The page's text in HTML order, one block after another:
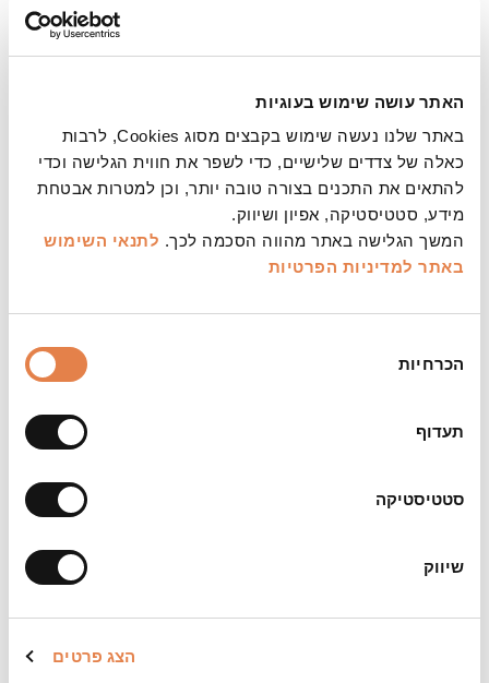
האתר עושה שימוש בעוגיות
באתר שלנו נעשה שימוש בקבצים מסוג Cookies, לרבות
כאלה של צדדים שלישיים, כדי לשפר את חווית הגלישה וכדי
להתאים את התכנים בצורה טובה יותר, וכן למטרות אבטחת
מידע, סטטיסטיקה, אפיון ושיווק.
המשך הגלישה באתר מהווה הסכמה לכך. לתנאי השימוש
באתר למדיניות הפרטיות
הסכמה
הכרחיות
תעדוף
סטטיסטיקה
שיווק
הצג פרטים
אריזה גרפית:
עדי ברק
משך:
כשעה וחצי כולל הפסקה
צילום:
לבני/בנות 4 ומעלה. שימו לב לגילים המומלצים. לא
להכניס לאולמות עגלות ילדים, דברי מאכל ומשקאות.
כל גיל חייב בכרטיס. למופע זה ניתנת הנחה למנויים,
אך לא ניתן להחליף כרטיסים מהמינוי. מופע זה הוא
מופע אמרגנים ובאחריותם, ולא נבחן על ידי ועדת
לאירוע זה יתאפשר עד 72 שעות לפני המופע לכל